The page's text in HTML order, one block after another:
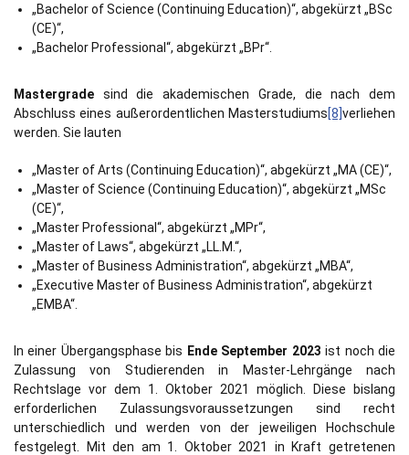
„Bachelor of Science (Continuing Education)“, abgekürzt „BSc
(CE)“,
„Bachelor Professional“, abgekürzt „BPr“.
Mastergrade sind die akademischen Grade, die nach dem
Abschluss eines außerordentlichen Masterstudiums[8] verliehen
werden. Sie lauten
„Master of Arts (Continuing Education)“, abgekürzt „MA (CE)“,
„Master of Science (Continuing Education)“, abgekürzt „MSc
(CE)“,
„Master Professional“, abgekürzt „MPr“,
„Master of Laws“, abgekürzt „LL.M.“,
„Master of Business Administration“, abgekürzt „MBA“,
„Executive Master of Business Administration“, abgekürzt
„EMBA“.
In einer Übergangsphase bis Ende September 2023 ist noch die
Zulassung von Studierenden in Master-Lehrgänge nach
Rechtslage vor dem 1. Oktober 2021 möglich. Diese bislang
erforderlichen Zulassungsvoraussetzungen sind recht
unterschiedlich und werden von der jeweiligen Hochschule
festgelegt. Mit den am 1. Oktober 2021 in Kraft getretenen